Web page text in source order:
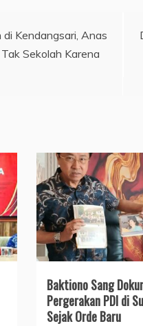
di Kendangsari, Anas
Sekolah Karena
Baktiono Sang
Pergerakan PDI di
Sejak Orde Baru